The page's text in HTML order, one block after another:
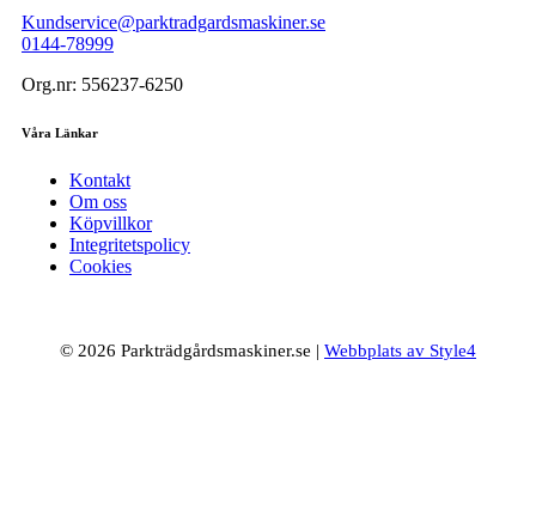
Kundservice@parktradgardsmaskiner.se
0144-78999
Org.nr: 556237-6250
Våra Länkar
Kontakt
Om oss
Köpvillkor
Integritetspolicy
Cookies
© 2026 Parkträdgårdsmaskiner.se | Webbplats av Style4